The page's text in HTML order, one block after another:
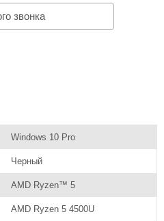
звонка
Windows 10 Pro
Черный
AMD Ryzen™ 5
AMD Ryzen 5 4500U